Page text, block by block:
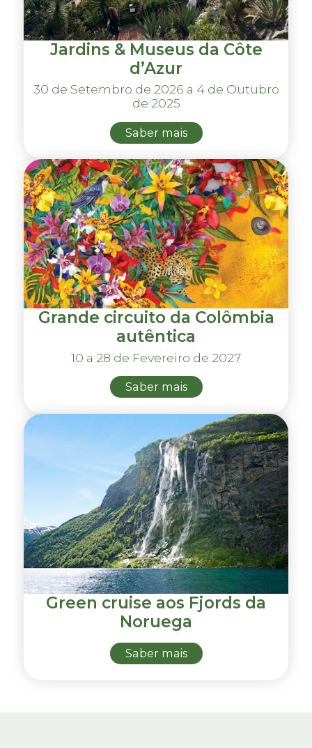
Jardins & Museus da Côte
d’Azur
30 de Setembro de 2026 a 4 de Outubro
de 2025
Saber mais
Grande circuito da Colômbia
autêntica
10 a 28 de Fevereiro de 2027
Saber mais
Green cruise aos Fjords da
Noruega
Saber mais